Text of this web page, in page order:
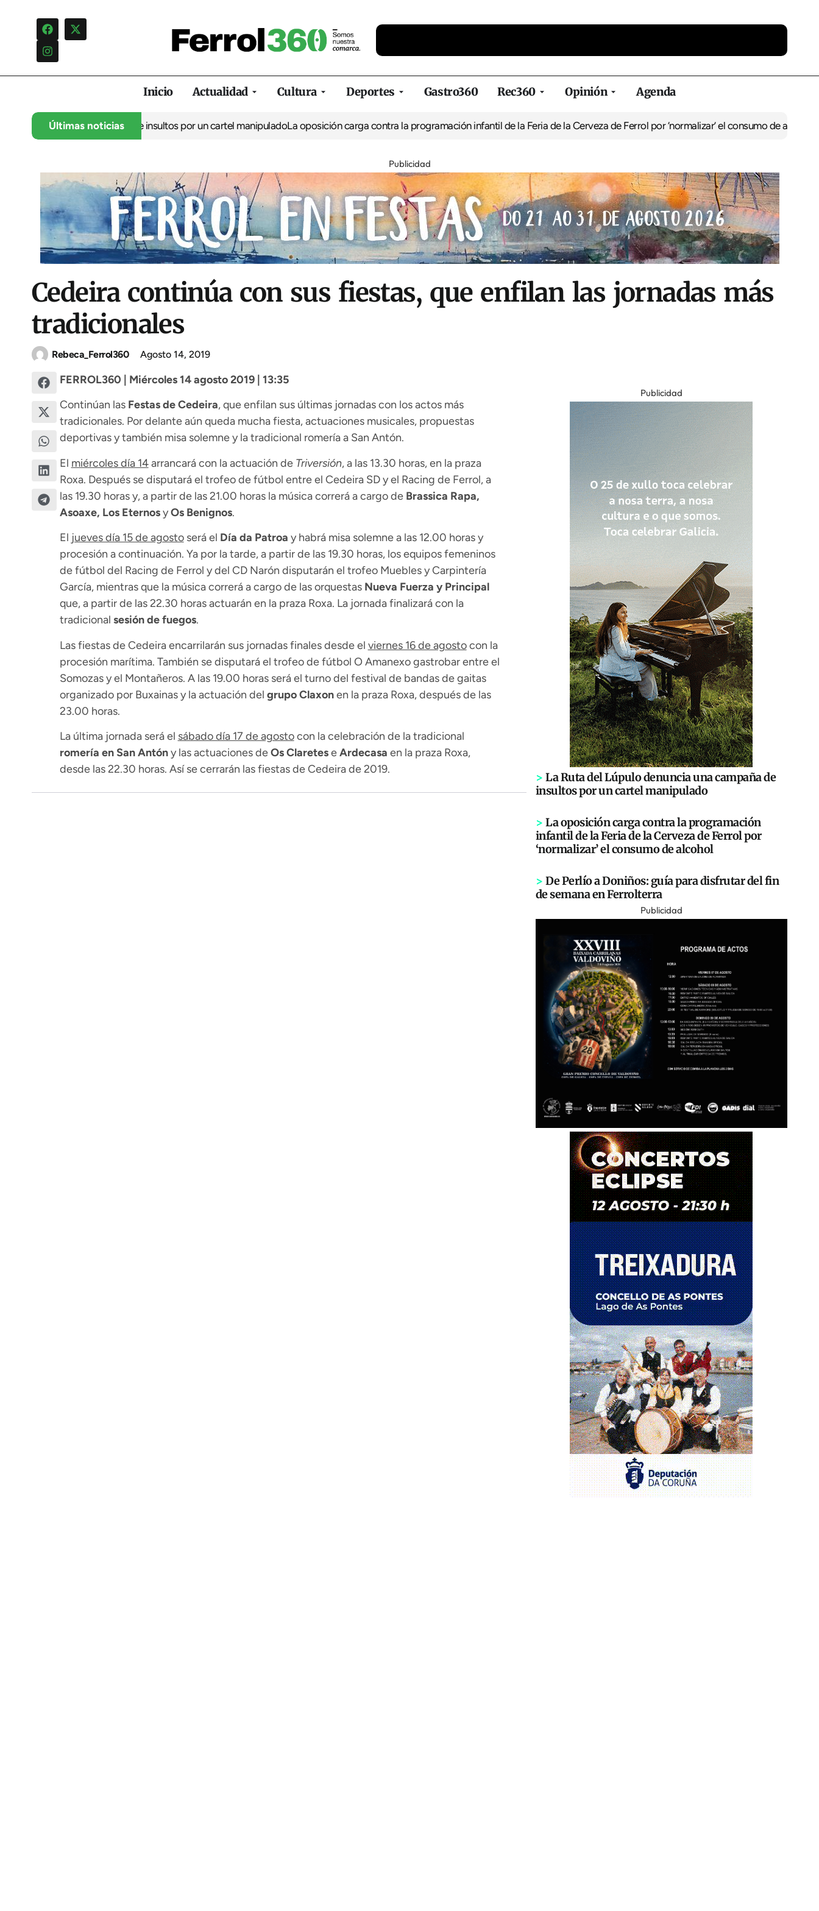
Inicio Actualidad Cultura Deportes Gastro360 Rec360 Opinión Agenda
Últimas noticias
denuncia una campaña de insultos por un cartel manipuladoLa oposición carga contra la programación infantil de la Feria de la Cerveza de Ferrol por ‘normalizar’ el consumo de alcohol
Publicidad
Cedeira continúa con sus fiestas, que enfilan las jornadas más
tradicionales
Rebeca_Ferrol360 Agosto 14, 2019
FERROL360 | Miércoles 14 agosto 2019 | 13:35
Continúan las Festas de Cedeira, que enfilan sus últimas jornadas con los actos más
tradicionales. Por delante aún queda mucha fiesta, actuaciones musicales, propuestas
deportivas y también misa solemne y la tradicional romería a San Antón.
El miércoles día 14arrancará con la actuación de Triversión, a las 13.30 horas, en la praza
Roxa. Después se disputará el trofeo de fútbol entre el Cedeira SD y el Racing de Ferrol, a
las 19.30 horas y, a partir de las 21.00 horas la música correrá a cargo de Brassica Rapa,
Asoaxe, Los EternosyOs Benignos.
El jueves día 15 de agostoserá el Día da Patroa y habrá misa solemne a las 12.00 horas y
procesión a continuación. Ya por la tarde, a partir de las 19.30 horas, los equipos femeninos
de fútbol del Racing de Ferrol y del CD Narón disputarán el trofeo Muebles y Carpintería
García, mientras que la música correrá a cargo de las orquestas Nueva Fuerza y Principal
que, a partir de las 22.30 horas actuarán en la praza Roxa. La jornada finalizará con la
tradicional sesión de fuegos.
Las fiestas de Cedeira encarrilarán sus jornadas finales desde el viernes 16 de agostocon la
procesión marítima. También se disputará el trofeo de fútbol O Amanexo gastrobar entre el
Somozas y el Montañeros. A las 19.00 horas será el turno del festival de bandas de gaitas
organizado por Buxainas y la actuación del grupo Claxonen la praza Roxa, después de las
23.00 horas.
La última jornada será el sábado día 17 de agostocon la celebración de la tradicional
romería en San Antóny las actuaciones deOs ClareteseArdecasa en la praza Roxa,
desde las 22.30 horas. Así se cerrarán las fiestas de Cedeira de 2019.
Publicidad
> La Ruta del Lúpulo denuncia una campaña de
insultos por un cartel manipulado
> La oposición carga contra la programación
infantil de la Feria de la Cerveza de Ferrol por
‘normalizar’ el consumo de alcohol
> De Perlío a Doniños: guía para disfrutar del fin
de semana en Ferrolterra
Publicidad